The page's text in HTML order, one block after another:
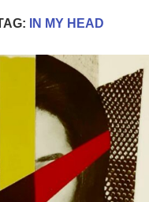
IN MY HEAD